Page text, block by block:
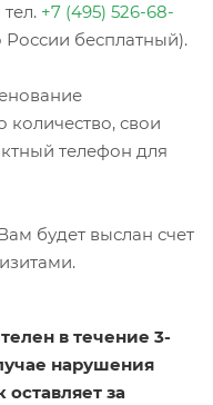
+7 (495) 526-68-
России бесплатный).
количество, свои
телефон для
будет выслан счет
в течение 3-
нарушения
за